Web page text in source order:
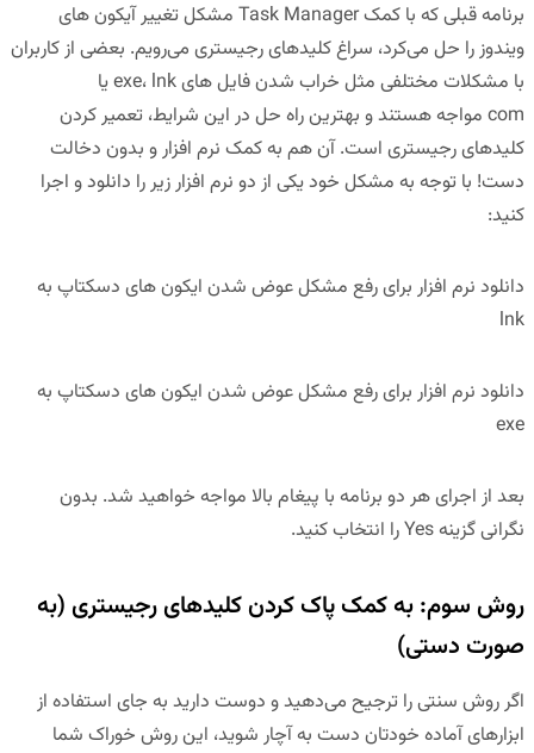
برنامه قبلی که با کمکTask Manager مشکل تغییر آیکون های
ویندوزرا حل می‌کرد، سراغکلیدهای رجیستری می‌رویم. بعضی از کاربران
با مشکلات مختلفی مثل
خراب شدن فایل های exe، lnk یا
com مواجه هستند و بهترین راه حل در این شرایط، تعمیر کردن
کلیدهای رجیستری است. آن هم به کمک نرم افزار و بدون دخالت
دست! با توجه به مشکل خود یکی از دو نرم افزار زیر را دانلود و اجرا
کنید:
دانلود نرم افزار برای رفع مشکل عوض شدن ایکون های دسکتاپ به
lnk
دانلود نرم افزار برای رفع مشکل عوض شدن ایکون های دسکتاپ به
exe
بعد از اجرای هر دو برنامه با پیغام بالا مواجه خواهید شد. بدون
نگرانیگزینهYesرا انتخاب کنید.
روش سوم: به کمک پاک کردن کلیدهای رجیستری (به
صورت دستی)
اگر روش سنتی را ترجیح می‌دهید و دوست دارید به جای استفاده از
ابزارهای آماده خودتان دست به آچار شوید، این روش خوراک شما